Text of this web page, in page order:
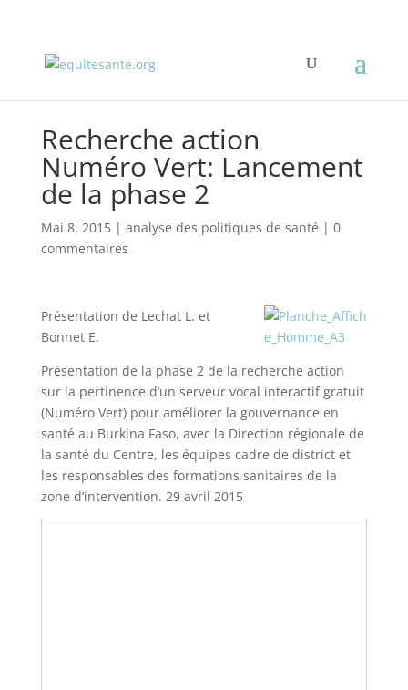
Recherche action
Numéro Vert: Lancement
de la phase 2
Mai 8, 2015| analyse des politiques de santé | 0
commentaires
Présentation de Lechat L. et
Bonnet E.
Présentation de la phase 2 de la recherche action
sur la pertinence d’un serveur vocal interactif gratuit
(Numéro Vert) pour améliorer la gouvernance en
santé au Burkina Faso, avec la Direction régionale de
la santé du Centre, les équipes cadre de district et
les responsables des formations sanitaires de la
zone d’intervention. 29 avril 2015